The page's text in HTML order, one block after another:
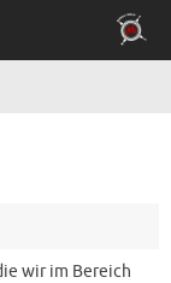
wir im Bereich